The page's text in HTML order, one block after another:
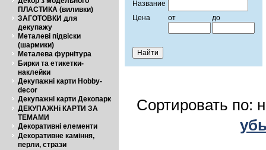
ПЛАСТИКА (виливки)
ЗАГОТОВКИ для
декупажу
Металеві підвіски
(шармики)
Металева фурнітура
Бирки та етикетки-
наклейки
Декупажні карти Hobby-
decor
Декупажні карти Декопарк
ДЕКУПАЖНі КАРТИ ЗА
ТЕМАМИ
Декоративні елементи
Декоративне каміння,
перли, стрази
Название
Цена
от до
Сортировать по: